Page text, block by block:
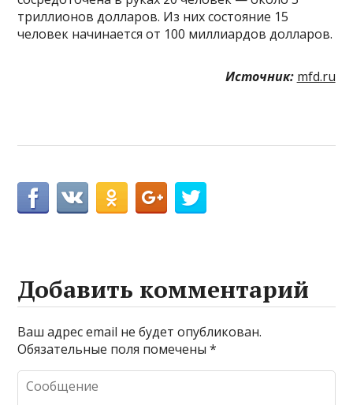
триллионов долларов. Из них состояние 15
человек начинается от 100 миллиардов долларов.
Источник: mfd.ru
Добавить комментарий
Ваш адрес email не будет опубликован.
Обязательные поля помечены*